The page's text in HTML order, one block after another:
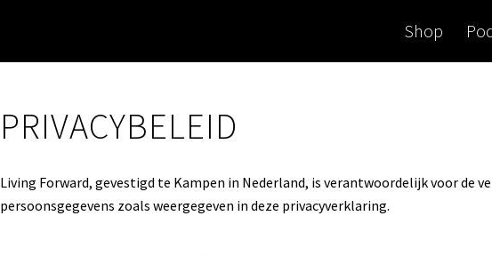
Shop
PRIVACYBELEID
Living Forward, gevestigd te Kampen in Nederland, is verantwoordelijk voor de
persoonsgegevens zoals weergegeven in deze privacyverklaring.